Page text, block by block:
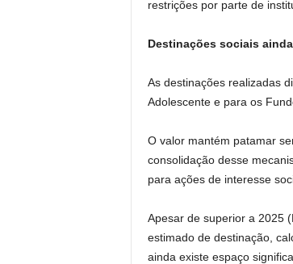
restrições por parte de
Destinações sociais
As destinações realizadas
Adolescente e para os
O valor mantém patamar
consolidação desse
para ações de interesse
Apesar de superior a 2025
estimado de destinação,
ainda existe espaço